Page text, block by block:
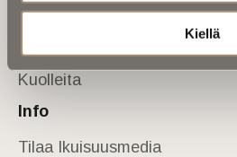
Kiellä
Kuolema koskettaa
Asiantuntijoilta
Kuolleita
Info
Tilaa Ikuisuusmedia